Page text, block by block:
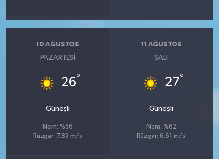
10 AĞUSTOS
PAZARTESI
26°
Güneşli
Nem: %66
Rüzgar: 7.89 m/s
11 AĞUSTOS
SALI
27°
Güneşli
Nem: %62
Rüzgar: 6.61 m/s